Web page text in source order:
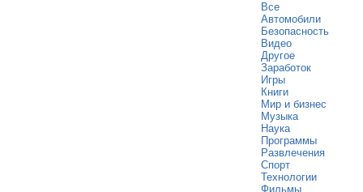
Все
Автомобили
Безопасность
Видео
Другое
Заработок
Игры
Книги
Мир и бизнес
Музыка
Наука
Программы
Развлечения
Спорт
Технологии
Фильмы